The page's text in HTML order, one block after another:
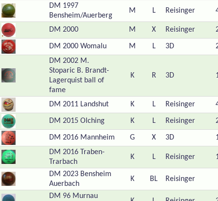
DM 1997
Bensheim/Auerberg
M L Reisinger
DM 2000 M X Reisinger
DM 2000 Womalu M L 3D
DM 2002 M.
Stoparic B. Brandt-
Lagerquist ball of
fame
K R 3D
DM 2011 Landshut K L Reisinger
DM 2015 Olching K L Reisinger
DM 2016 Mannheim G X 3D
DM 2016 Traben-
Trarbach
K L Reisinger
DM 2023 Bensheim
Auerbach
K BL Reisinger
DM 96 Murnau